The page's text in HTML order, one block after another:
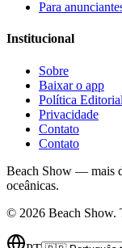
Para
Institucional
Sobre
Baixar o app
Política Editorial
Privacidade
Contato
Contato
Beach Show — mais
oceânicas.
© 2026 Beach Show.